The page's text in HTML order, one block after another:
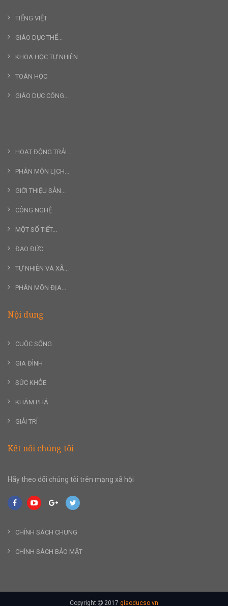
TIẾNG VIỆT
GIÁO DỤC THỂ...
KHOA HỌC TỰ NHIÊN
TOÁN HỌC
GIÁO DỤC CÔNG...
HOẠT ĐỘNG TRẢI...
PHÂN MÔN LỊCH...
GIỚI THIỆU SẢN...
CÔNG NGHỆ
MỘT SỐ TIẾT...
ĐẠO ĐỨC
TỰ NHIÊN VÀ XÃ...
PHÂN MÔN ĐỊA...
Nội dung
CUỘC SỐNG
GIA ĐÌNH
SỨC KHỎE
KHÁM PHÁ
GIẢI TRÍ
Kết nối chúng tôi
Hãy theo dõi chúng tôi trên mạng xã hội
CHÍNH SÁCH CHUNG
CHÍNH SÁCH BẢO MẬT
Copyright 2017 giaoducso.vn